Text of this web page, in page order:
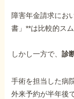
依頼するメ
お電
受付
障害年金請求にお
書」**は比較的ス
しかし一方で、診
手術を担当した病
外来予約が半年後